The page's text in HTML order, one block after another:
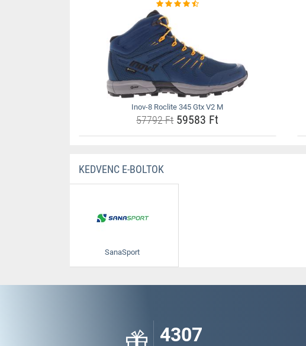
Inov-8 Roclite 345 Gtx V2 M
57792 Ft59583 Ft
KEDVENC E-BOLTOK
SanaSport
4307